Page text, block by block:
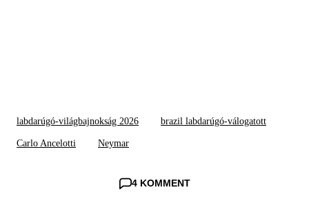
labdarúgó-világbajnokság 2026 brazil labdarúgó-válogatott
Carlo Ancelotti Neymar
4 KOMMENT